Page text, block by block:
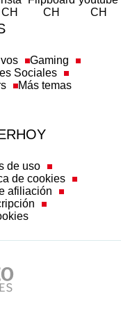
Sociales
Más temas
de cookies
afiliación